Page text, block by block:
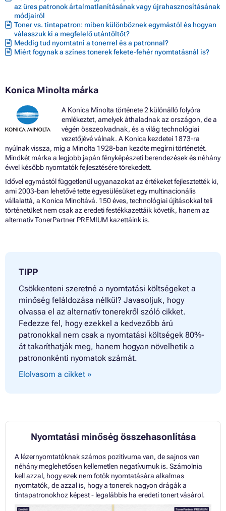
az üres patronok ártalmatlanításának vagy újrahasznosításának
módjairól
Toner vs. tintapatron: miben különböznek egymástól és hogyan
válasszuk ki a megfelelő utántöltőt?
Meddig tud nyomtatni a tonerrel és a patronnal?
Miért fogynak a színes tonerek fekete-fehér nyomtatásnál is?
Konica Minolta márka
A Konica Minolta története 2 különálló folyóra
emlékeztet, amelyek áthaladnak az országon, de a
végén összeolvadnak, és a világ technológiai
vezetőjévé válnak. A Konica kezdetei 1873-ra
nyúlnak vissza, míg a Minolta 1928-ban kezdte megírni történetét.
Mindkét márka a legjobb japán fényképészeti berendezések és néhány
évvel később nyomtatók fejlesztésére törekedett.
Idővel egymástól függetlenül ugyanazokat az értékeket fejlesztették ki,
ami 2003-ban lehetővé tette egyesülésüket egy multinacionális
vállalattá, a Konica Minoltává. 150 éves, technológiai újításokkal teli
történetüket nem csak az eredeti festékkazettáik követik, hanem az
alternatív TonerPartner PREMIUM kazettáink is.
TIPP
Csökkenteni szeretné a nyomtatási költségeket a
minőség feláldozása nélkül? Javasoljuk, hogy
olvassa el az alternatív tonerekről szóló cikket.
Fedezze fel, hogy ezekkel a kedvezőbb árú
patronokkal nem csak a nyomtatási költségek 80%-
át takaríthatják meg, hanem hogyan növelhetik a
patrononkénti nyomatok számát.
Elolvasom a cikket »
Nyomtatási minőség összehasonlítása
A lézernyomtatóknak számos pozitívuma van, de sajnos van
néhány meglehetősen kellemetlen negatívumuk is. Számolnia
kell azzal, hogy ezek nem fotók nyomtatására alkalmas
nyomtatók, de azzal is, hogy a tonerek nagyon drágák a
tintapatronokhoz képest - legalábbis ha eredeti tonert vásárol.